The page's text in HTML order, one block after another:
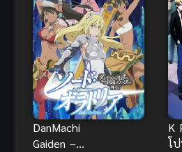
DanMachi
Gaiden –
K
โ